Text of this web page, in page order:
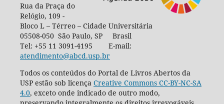
Rua da Praça do
Relógio, 109 -
Bloco L – Térreo – Cidade Universitária
05508-050 São Paulo, SP Brasil
Tel: +55 11 3091-4195 E-mail:
atendimento@abcd.usp.br
Todos os conteúdos do Portal de Livros Abertos da
USP estão sob licença Creative Commons CC-BY-NC-SA
4.0, exceto onde indicado de outro modo,